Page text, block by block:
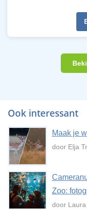
Ook interessant
Maak je
door Elja
Zoo:
door